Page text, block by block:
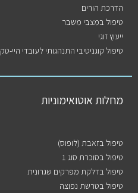
הדרכת הורים
טיפול במצבי משבר
ייעוץ זוגי
טיפול קוגניטיבי התנהגותי לעובדי היי-טק
מחלות אוטואימוניות
טיפול בזאבת (לופוס)
טיפול בסוכרת סוג 1
טיפול בדלקת מפרקים שגרונית
טיפול בטרשת נפוצה